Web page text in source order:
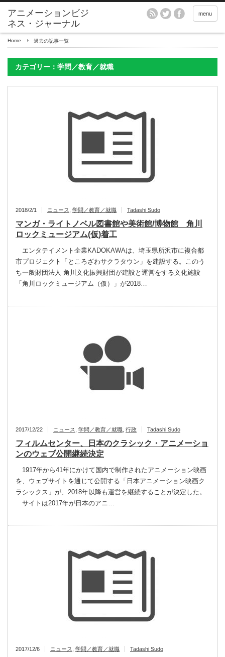
アニメーションビジ
ネス・ジャーナル
menu
Home 過去の記事一覧
カテゴリー：学問／教育／就職
2018/2/1 ニュース 学問／教育／就職 Tadashi Sudo
マンガ・ライトノベル図書館や美術館/博物館 角川
ロックミュージアム(仮)着工
エンタテイメント企業KADOKAWAは、埼玉県所沢市に複合都
市プロジェクト「ところざわサクラタウン」を建設する。このう
ち一般財団法人 角川文化振興財団が建設と運営をする文化施設
「角川ロックミュージアム（仮）」が2018…
2017/12/22 ニュース 学問／教育／就職 行政 Tadashi Sudo
フィルムセンター、日本のクラシック・アニメーショ
ンのウェブ公開継続決定
1917年から41年にかけて国内で制作されたアニメーション映画
を、ウェブサイトを通じて公開する「日本アニメーション映画ク
ラシックス」が、2018年以降も運営を継続することが決定した。
サイトは2017年が日本のアニ…
2017/12/6 ニュース 学問／教育／就職 Tadashi Sudo